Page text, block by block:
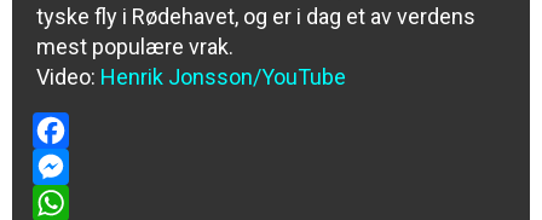
tyske fly i Rødehavet, og er i dag et av verdens
mest populære vrak.
Video: Henrik Jonsson/YouTube
Facebook
Messenger